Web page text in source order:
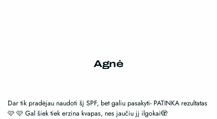
Agnė
Dar tik pradėjau naudoti šį SPF, bet galiu pasakyti- PATINKA rezultatas
🩷 🩷 Gal šiek tiek erzina kvapas, nes jaučiu jį ilgokai🫣